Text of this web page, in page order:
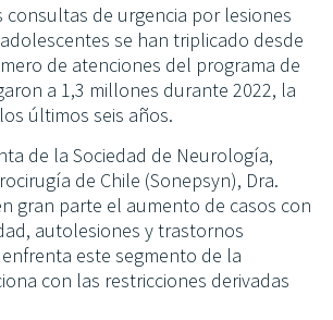
consultas de urgencia por lesiones
se han triplicado desde
de atenciones del programa de
a 1,3 millones durante 2022, la
últimos seis años.
de la Sociedad de Neurología,
de Chile (Sonepsyn), Dra.
gran parte el aumento de casos con
autolesiones y trastornos
este segmento de la
con las restricciones derivadas